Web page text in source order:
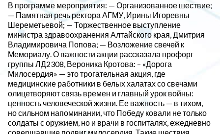
В программе мероприятия: — Организованное шествие;
— Памятная речь ректора АГМУ, Ирины Игоревны
Шереметьевой; — Торжественное выступление
министра здравоохранения Алтайского края, Дмитрия
Владимировича Попова; — Возложение свечей к
Мемориалу. О важности акции рассказала профорг
группы ЛД2308, Вероника Кротова: – «Дорога
Милосердия» — это трогательная акция, где
медицинские работники в белых халатах со свечами
олицетворяют связь времен и главный урок войны:
ценность человеческой жизни. Ее важность — в тихом,
но сильном напоминании, что Победу ковали не только
солдаты с оружием, но и врачи в госпиталях, ежедневно